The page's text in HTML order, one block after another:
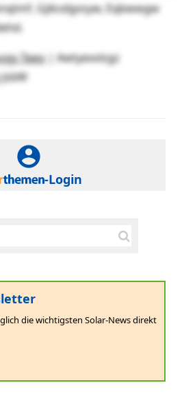
Gjiksdgvsyw, Eqbwwgw
Teeo| Awtyexvlzgz
-Login
die wichtigsten Solar-News direkt